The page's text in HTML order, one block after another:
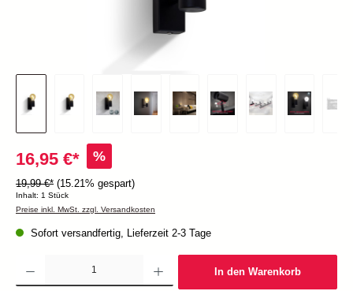
16,95 €* %
19,99 €* (15.21% gespart)
Inhalt: 1 Stück
Preise inkl. MwSt. zzgl. Versandkosten
Sofort versandfertig, Lieferzeit 2-3 Tage
Produkt Anzahl: Gib den gewünschten Wert ein oder benutze die Schaltflächen um die
In den Warenkorb